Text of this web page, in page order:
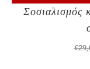
Σοσιαλισμός
€